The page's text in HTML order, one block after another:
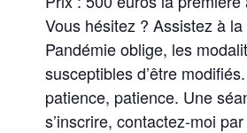
Vous hésitez ? Assistez à
Pandémie oblige, les
susceptibles d’être
patience, patience. Une
s’inscrire, contactez-moi